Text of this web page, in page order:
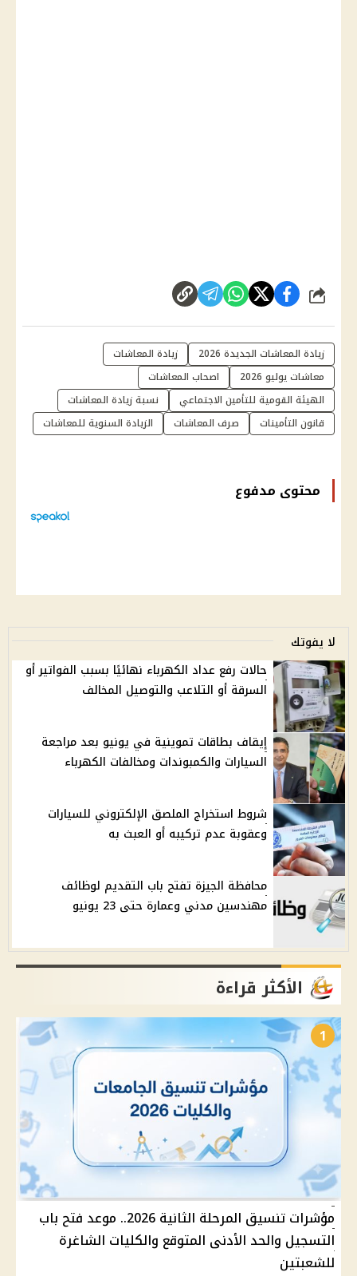
شارك
زيادة المعاشات الجديدة 2026
زيادة المعاشات
معاشات يوليو 2026
اصحاب المعاشات
الهيئة القومية للتأمين الاجتماعي
نسبة زيادة المعاشات
قانون التأمينات
صرف المعاشات الزيادة السنوية للمعاشات
محتوى مدفوع
لا يفوتك
حالات رفع عداد الكهرباء نهائيًا بسبب الفواتير أو
السرقة أو التلاعب والتوصيل المخالف
إيقاف بطاقات تموينية في يونيو بعد مراجعة
السيارات والكمبوندات ومخالفات الكهرباء
شروط استخراج الملصق الإلكتروني للسيارات
وعقوبة عدم تركيبه أو العبث به
محافظة الجيزة تفتح باب التقديم لوظائف
مهندسين مدني وعمارة حتى 23 يونيو
الأكثر قراءة
1
مؤشرات تنسيق المرحلة الثانية 2026.. موعد فتح باب
التسجيل والحد الأدنى المتوقع والكليات الشاغرة
للشعبتين